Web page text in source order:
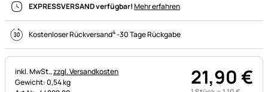
EXPRESSVERSAND verfügbar!Mehr erfahren
Kostenloser Rückversand4-30 Tage Rückgabe
Steuerhinweis:
inkl. MwSt.,zzgl. Versandkosten
Gewicht: 0,54 kg
21,90€